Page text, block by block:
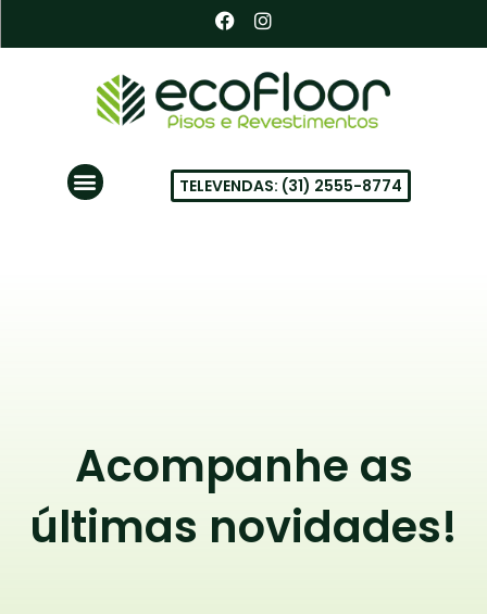
F
a
c
b
o
o
I
n
s
t
a
r
m
Menu
TELEVENDAS: (31) 2555-8774
Acompanhe as
últimas novidades!